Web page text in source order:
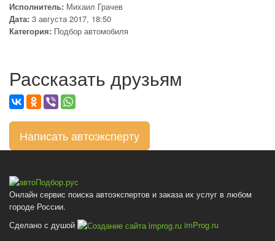
Исполнитель: Михаил Грачев
Дата: 3 августа 2017, 18:50
Категория: Подбор автомобиля
Рассказать друзьям
Написать автоэксперту
Онлайн сервис поиска автоэкспертов и заказа их услуг в любом
городе России.
Сделано с душой
imProg.ru